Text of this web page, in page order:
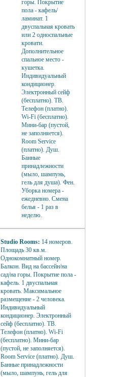
горы. Покрытие
пола - кафель/
ламинат. 1
двуспальная кровать
или 2 односпальные
кровати.
Дополнительное
спальное место -
кушетка.
Индивидуальный
кондиционер.
Электронный сейф
(бесплатно). ТВ.
Телефон (платно).
Wi-Fi (бесплатно).
Мини-бар (пустой,
не заполняется).
Room Service
(платно). Душ.
Банные
принадлежности
(мыло, шампунь,
гель для душа). Фен.
Уборка номера -
ежедневно. Смена
белья - 1 раз в
неделю.
Studio Rooms: 14 номеров.
Площадь 30 кв.м.
Однокомнатный номер.
Балкон. Вид на бассейн/на
сад/на горы. Покрытие пола -
кафель. 1 двуспальная
кровать. Максимальное
размещение - 2 человека.
Индивидуальный
кондиционер. Электронный
сейф (бесплатно). ТВ.
Телефон (платно). Wi-Fi
(бесплатно). Мини-бар
(пустой, не заполняется).
Room Service (платно). Душ.
Банные принадлежности
(мыло, шампунь, гель для